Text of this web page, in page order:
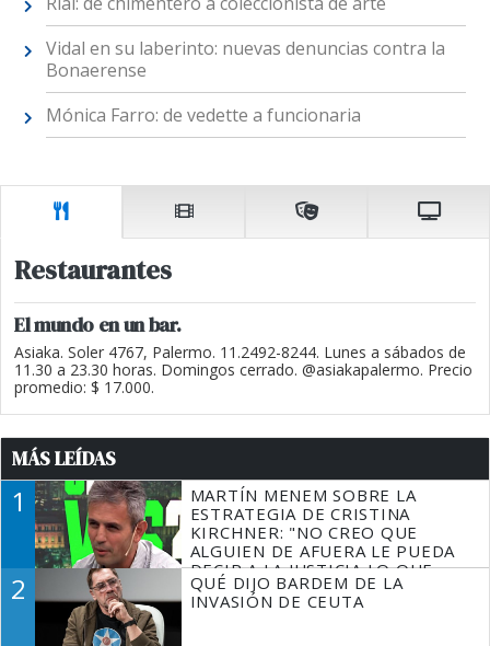
Vidal en su laberinto: nuevas denuncias contra la
Bonaerense
Mónica Farro: de vedette a funcionaria
Restaurantes
El mundo en un bar.
Asiaka. Soler 4767, Palermo. 11.2492-8244. Lunes a sábados de
11.30 a 23.30 horas. Domingos cerrado. @asiakapalermo. Precio
promedio: $ 17.000.
MÁS LEÍDAS
1
MARTÍN MENEM SOBRE LA
ESTRATEGIA DE CRISTINA
KIRCHNER: "NO CREO QUE
ALGUIEN DE AFUERA LE PUEDA
DECIR A LA JUSTICIA LO QUE
TIENE QUE HACER"
2
QUÉ DIJO BARDEM DE LA
INVASIÓN DE CEUTA